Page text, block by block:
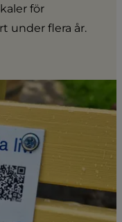
för
under flera år.